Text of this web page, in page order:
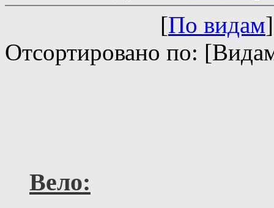
[По видам
Отсортировано по:
Вело: